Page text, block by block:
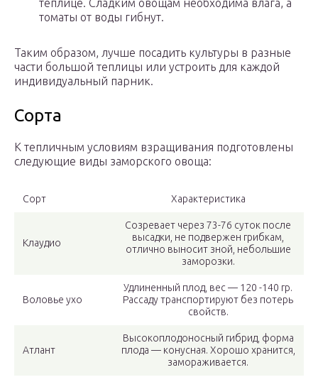
теплице. Сладким овощам необходима влага, а
томаты от воды гибнут.
Таким образом, лучше посадить культуры в разные
части большой теплицы или устроить для каждой
индивидуальный парник.
Сорта
К тепличным условиям взращивания подготовлены
следующие виды заморского овоща:
Сорт Характеристика
Клаудио
Созревает через 73-76 суток после
высадки, не подвержен грибкам,
отлично выносит зной, небольшие
заморозки.
Воловье ухо
Удлиненный плод, вес — 120 -140 гр.
Рассаду транспортируют без потерь
свойств.
Атлант
Высокоплодоносный гибрид, форма
плода — конусная. Хорошо хранится,
замораживается.